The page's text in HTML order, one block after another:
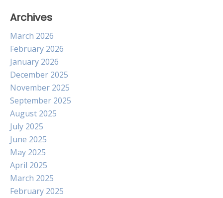
Archives
March 2026
February 2026
January 2026
December 2025
November 2025
September 2025
August 2025
July 2025
June 2025
May 2025
April 2025
March 2025
February 2025